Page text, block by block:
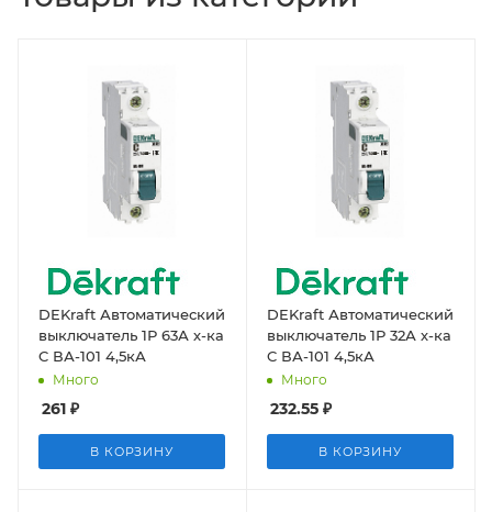
DEKraft Автоматический
выключатель 1Р 63А х-ка
C ВА-101 4,5кА
Много
261 ₽
В КОРЗИНУ
DEKraft Автоматический
выключатель 1Р 32А х-ка
C ВА-101 4,5кА
Много
232.55 ₽
В КОРЗИНУ